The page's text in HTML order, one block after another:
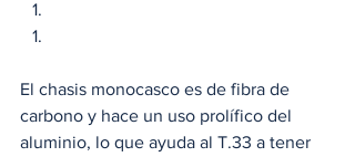
El chasis monocasco es de fibra de
carbono y hace un uso prolífico del
aluminio, lo que ayuda al T.33 a tener